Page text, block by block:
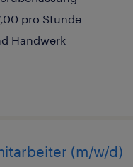
pro Stunde
Handwerk
(m/w/d)